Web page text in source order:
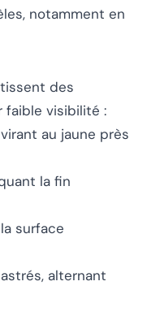
notamment en
des
faible visibilité :
au jaune près
la fin
surface
alternant